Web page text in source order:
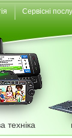
Сервісні
техніка